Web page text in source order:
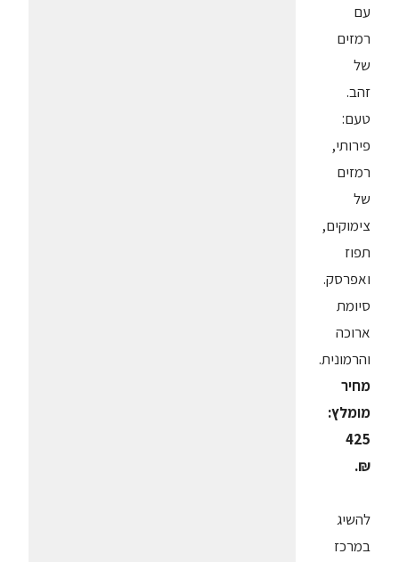
עם
רמזים
של
זהב.
טעם:
פירותי,
רמזים
של
צימוקים,
תפוז
ואפרסק.
סיומת
ארוכה
והרמונית.
מחיר
מומלץ:
425
₪.
להשיג
במרכז